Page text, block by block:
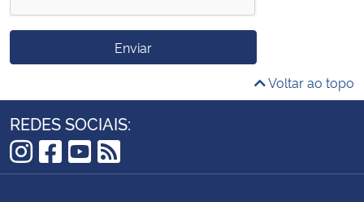
Enviar
Voltar ao topo
REDES SOCIAIS:
Instagram
Facebook
YouTube
RSS